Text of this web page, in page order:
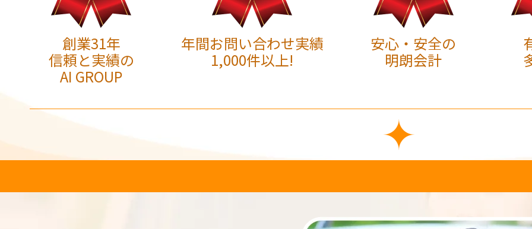
創業31年
信頼と実績の
AI GROUP
年間お問い合わせ実績
1,000件以上!
安心・安全の
明朗会計